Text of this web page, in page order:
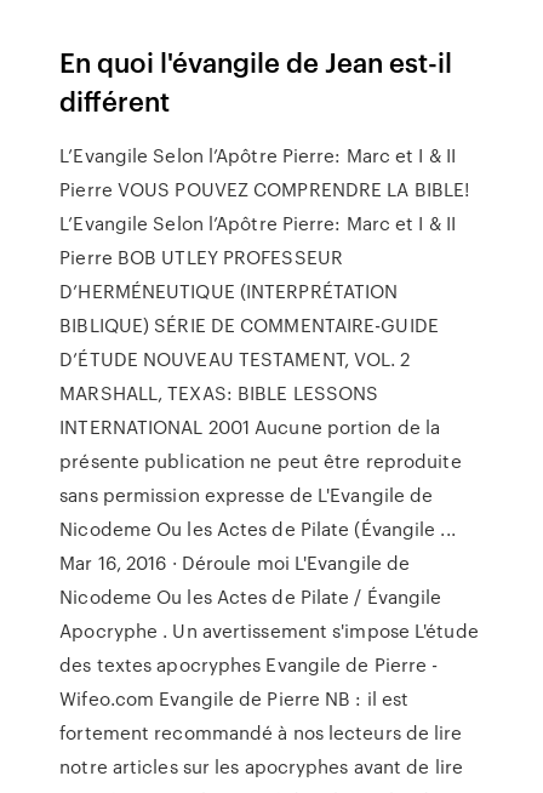
En quoi l'évangile de Jean est-il
différent
L’Evangile Selon l’Apôtre Pierre: Marc et I & II
Pierre VOUS POUVEZ COMPRENDRE LA BIBLE!
L’Evangile Selon l’Apôtre Pierre: Marc et I & II
Pierre BOB UTLEY PROFESSEUR
D’HERMÉNEUTIQUE (INTERPRÉTATION
BIBLIQUE) SÉRIE DE COMMENTAIRE-GUIDE
D’ÉTUDE NOUVEAU TESTAMENT, VOL. 2
MARSHALL, TEXAS: BIBLE LESSONS
INTERNATIONAL 2001 Aucune portion de la
présente publication ne peut être reproduite
sans permission expresse de L'Evangile de
Nicodeme Ou les Actes de Pilate (Évangile ...
Mar 16, 2016 · Déroule moi L'Evangile de
Nicodeme Ou les Actes de Pilate / Évangile
Apocryphe . Un avertissement s'impose L'étude
des textes apocryphes Evangile de Pierre -
Wifeo.com Evangile de Pierre NB : il est
fortement recommandé à nos lecteurs de lire
notre articles sur les apocryphes avant de lire